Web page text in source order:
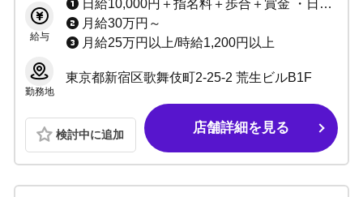
給与
日給10,000円＋指名料＋歩合＋賞金 ・日払いOK ・遠方の方交通費支給(応相談) ・各種賞金、賞与あり
月給30万円～
月給25万円以上/時給1,200円以上
勤務地
東京都新宿区歌舞伎町2-25-2 荒生ビルB1F
検討中に追加 店舗詳細を見る